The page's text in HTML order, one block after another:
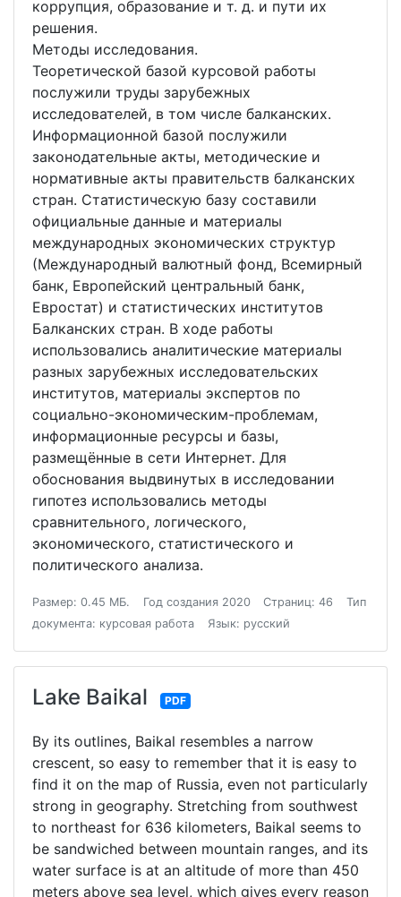
коррупция, образование и т. д. и пути их
решения.
Методы исследования.
Теоретической базой курсовой работы
послужили труды зарубежных
исследователей, в том числе балканских.
Информационной базой послужили
законодательные акты, методические и
нормативные акты правительств балканских
стран. Статистическую базу составили
официальные данные и материалы
международных экономических структур
(Международный валютный фонд, Всемирный
банк, Европейский центральный банк,
Евростат) и статистическиx институтoв
Балканских стран. В ходе работы
использовались аналитические материалы
разных зарубежных исследовательских
институтов, материалы экспертов по
социально-экономическим-проблемaм,
информационные ресурсы и базы,
размещённые в сети Интернет. Для
обоснования выдвинутых в исследовании
гипотез использовались методы
сравнительного, логического,
экономического, статистического и
политического анализа.
Размер: 0.45 МБ. Год создания 2020 Страниц: 46
Тип
документа: курсовая работа
Язык: русский
Lake Baikal PDF
By its outlines, Baikal resembles a narrow
crescent, so easy to remember that it is easy to
find it on the map of Russia, even not particularly
strong in geography. Stretching from southwest
to northeast for 636 kilometers, Baikal seems to
be sandwiched between mountain ranges, and its
water surface is at an altitude of more than 450
meters above sea level, which gives every reason